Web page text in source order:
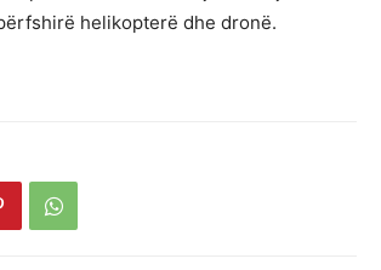
helikopterë dhe dronë.